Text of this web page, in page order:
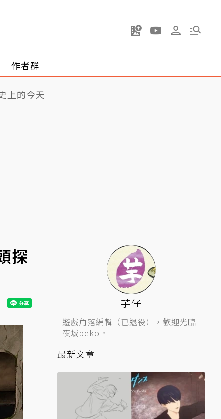
作者群
上的今天
探
芋仔
遊戲角落編輯（已退役），歡迎光臨
夜城peko。
最新文章